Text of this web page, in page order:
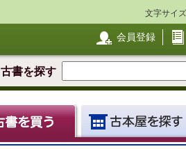
文字サイズ
会員登録
古書を探す